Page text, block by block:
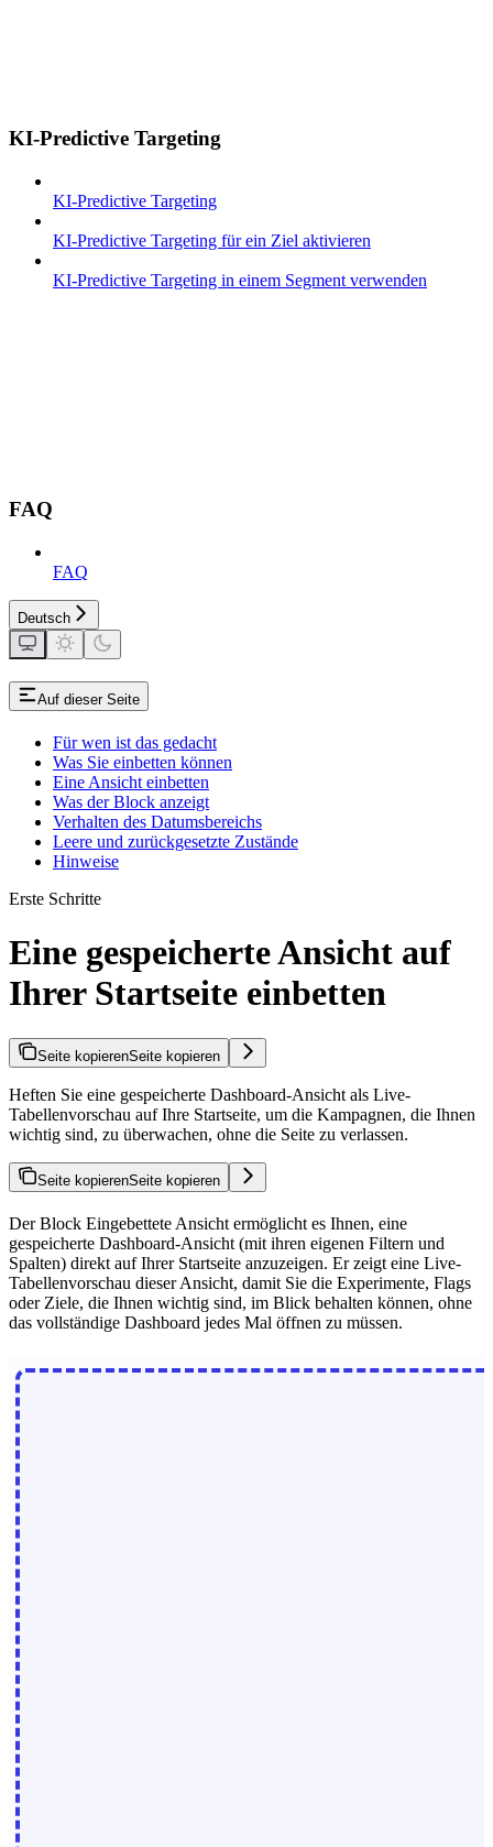
KI-Predictive Targeting
KI-Predictive Targeting
KI-Predictive Targeting für ein Ziel aktivieren
KI-Predictive Targeting in einem Segment verwenden
FAQ
FAQ
Deutsch
Auf dieser Seite
Für wen ist das gedacht
Was Sie einbetten können
Eine Ansicht einbetten
Was der Block anzeigt
Verhalten des Datumsbereichs
Leere und zurückgesetzte Zustände
Hinweise
Erste Schritte
Eine gespeicherte Ansicht auf
Ihrer Startseite einbetten
Seite kopierenSeite kopieren
Heften Sie eine gespeicherte Dashboard-Ansicht als Live-
Tabellenvorschau auf Ihre Startseite, um die Kampagnen, die Ihnen
wichtig sind, zu überwachen, ohne die Seite zu verlassen.
Seite kopierenSeite kopieren
Der Block Eingebettete Ansicht ermöglicht es Ihnen, eine
gespeicherte Dashboard-Ansicht (mit ihren eigenen Filtern und
Spalten) direkt auf Ihrer Startseite anzuzeigen. Er zeigt eine Live-
Tabellenvorschau dieser Ansicht, damit Sie die Experimente, Flags
oder Ziele, die Ihnen wichtig sind, im Blick behalten können, ohne
das vollständige Dashboard jedes Mal öffnen zu müssen.